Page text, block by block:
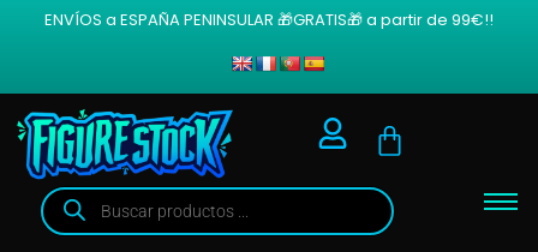
ENVÍOS a ESPAÑA PENINSULAR 🎁GRATIS🎁 a partir de 99€!!